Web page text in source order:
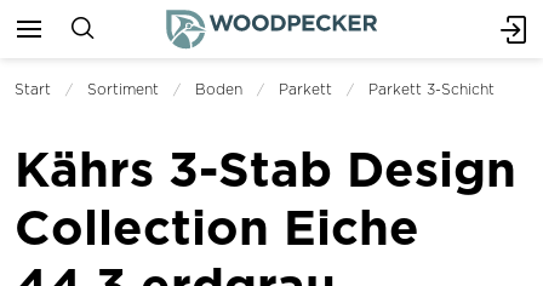
Start Sortiment Boden Parkett Parkett 3-Schicht
Kährs 3-Stab Design
Collection Eiche